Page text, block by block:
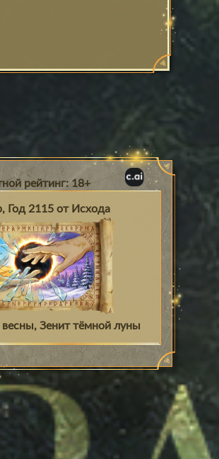
рейтинг: 18+
Год 2115 от Исхода
Зенит тёмной луны